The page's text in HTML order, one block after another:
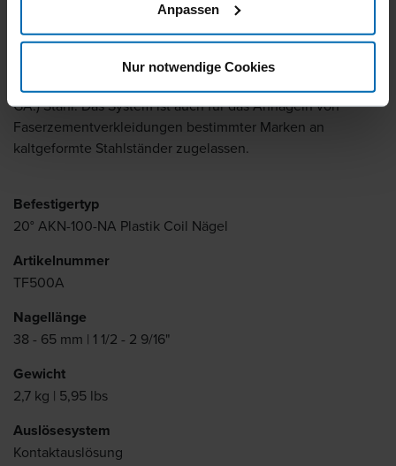
Anpassen
Nur notwendige Cookies
verarbeitet unsere der (amerikanischen) Norm
entsprechenden Nägel der Serie AKN-100 zur Befestigung
von Scherwänden aus Sperrholz und horizontalen
GA.) Stahl. Das System ist auch für das Annageln von
Faserzementverkleidungen bestimmter Marken an
kaltgeformte Stahlständer zugelassen.
Befestigertyp
20° AKN-100-NA Plastik Coil Nägel
Artikelnummer
TF500A
Nagellänge
38 - 65 mm | 1 1/2 - 2 9/16"
Gewicht
2,7 kg | 5,95 lbs
Auslösesystem
Kontaktauslösung